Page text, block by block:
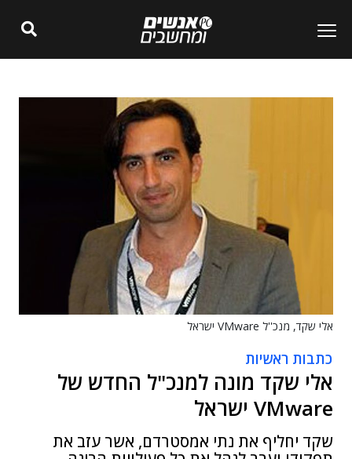
אלי שקד, מנכ''ל VMware ישראל
כתבות ראשיות
אלי שקד מונה למנכ"ל החדש של
VMware ישראל
שקד יחליף את נתי אמסטרדם, אשר עזב את